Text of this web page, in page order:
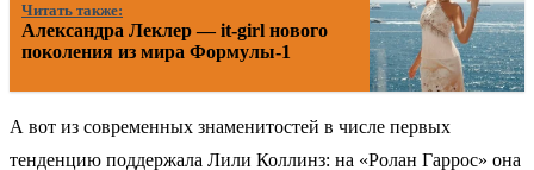
Читать также:
Александра Леклер — it-girl нового
поколения из мира Формулы-1
А вот из современных знаменитостей в числе первых
тенденцию поддержала Лили Коллинз: на «Ролан Гаррос» она